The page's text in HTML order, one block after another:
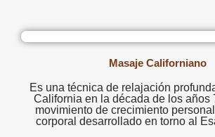
Masaje Californiano
Es una técnica de relajación
California en la década de los años
movimiento de crecimiento
corporal desarrollado en torno al